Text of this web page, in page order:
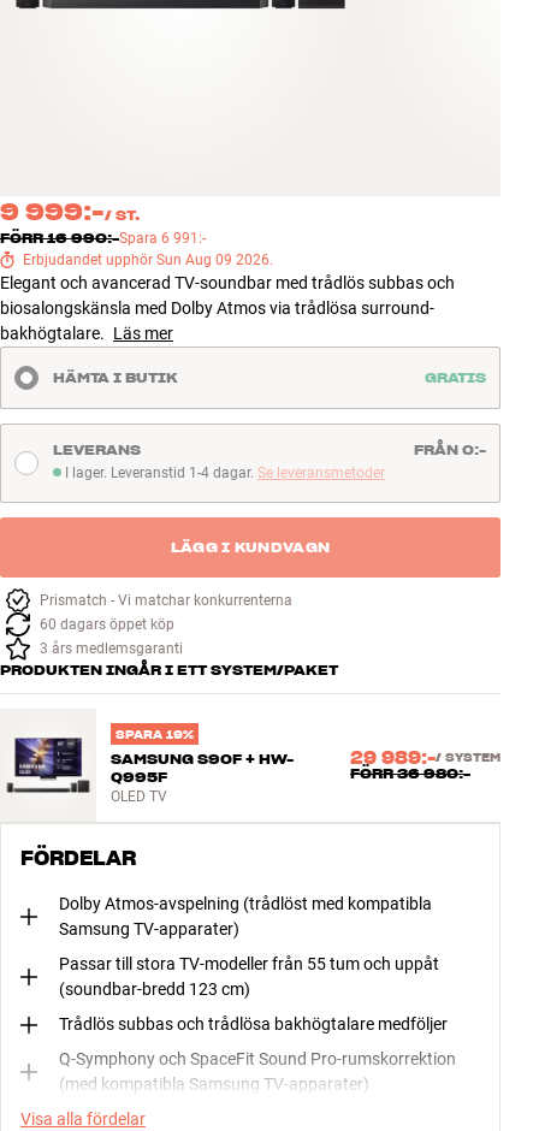
NYHETER
ERBJUDANDEN
Hitta Butik
Kundtjänst
Logga in
Bygg med ljud
Företag
9 999:-/ ST.
FÖRR16 990:-Spara 6 991:-
Erbjudandet upphör Sun Aug 09 2026.
Elegant och avancerad TV-soundbar med trådlös subbas och
biosalongskänsla med Dolby Atmos via trådlösa surround-
bakhögtalare. Läs mer
HÄMTA I BUTIK GRATIS
I lager. Leveranstid 1-4 dagar
I lager. Leveranstid 1-4 dagar. Se leveransmetoder
LEVERANS FRÅN 0:-
LÄGG I KUNDVAGN
Prismatch - Vi matchar konkurrenterna
60 dagars öppet köp
3 års medlemsgaranti
PRODUKTEN INGÅR I ETT SYSTEM/PAKET
SPARA 19%
SAMSUNG S90F + HW-
Q995F
OLED TV
29 989:-/ SYSTEM
FÖRR36 980:-
FÖRDELAR
Dolby Atmos-avspelning (trådlöst med kompatibla
Samsung TV-apparater)
Passar till stora TV-modeller från 55 tum och uppåt
(soundbar-bredd 123 cm)
Trådlös subbas och trådlösa bakhögtalare medföljer
Q-Symphony och SpaceFit Sound Pro-rumskorrektion
(med kompatibla Samsung TV-apparater)
Visa alla fördelar